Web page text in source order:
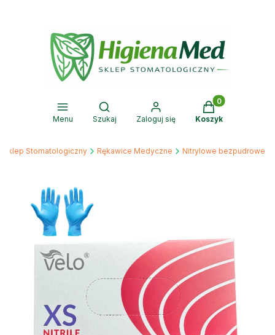
Menu
Otwórz wyszukiwarkę
Szukaj Zaloguj się
Produkty w
Koszyk
Sklep Stomatologiczny Rękawice Medyczne Nitrylowe bezpudrowe